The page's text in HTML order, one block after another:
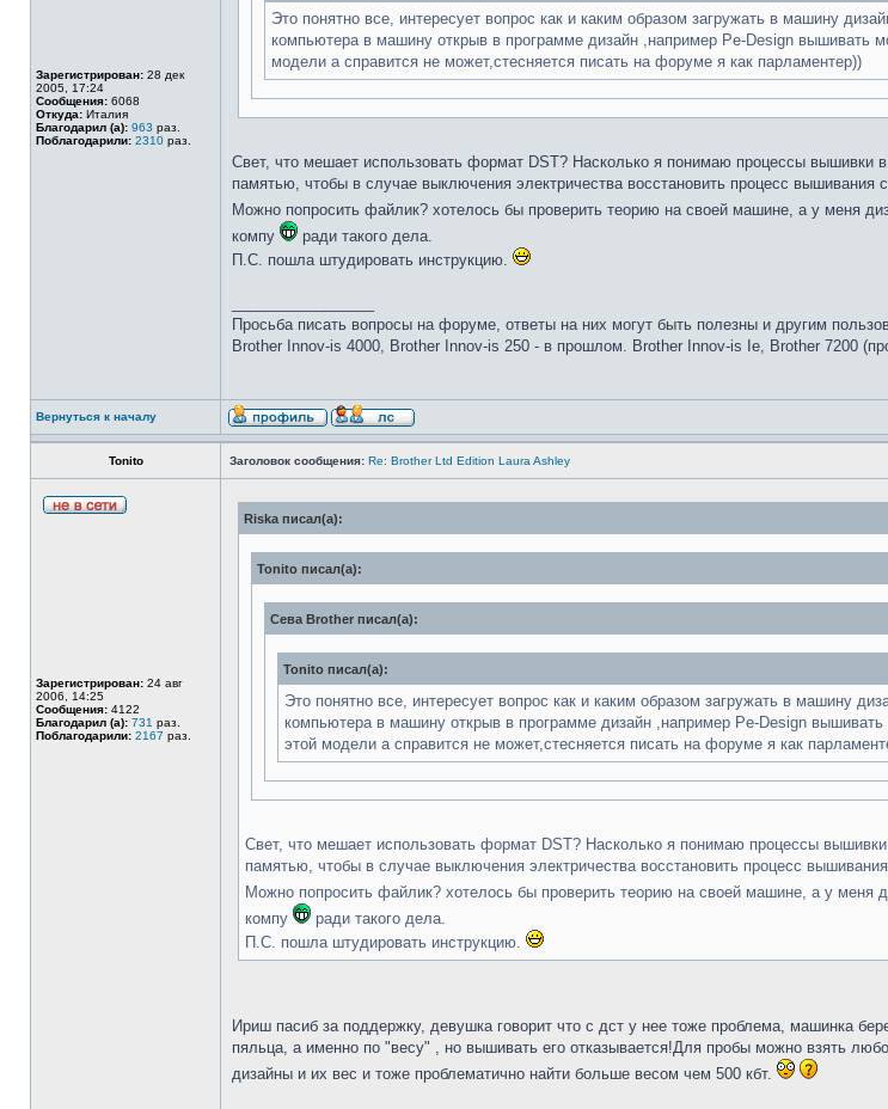
Зарегистрирован: 28 дек
2005, 17:24
Сообщения: 6068
Откуда: Италия
Благодарил (а): 963 раз.
Поблагодарили: 2310 раз.
Это понятно все, интересует вопрос как и каким образом загружать в машину
компьютера в машину открыв в программе дизайн ,например Pe-Design вышивать
модели а справится не может,стесняется писать на форуме я как парламентер))
Свет, что мешает использовать формат DST? Насколько я понимаю процессы
памятью, чтобы в случае выключения электричества восстановить процесс вышивания
Можно попросить файлик? хотелось бы проверить теорию на своей машине, а у меня
компу
ради такого дела.
П.С. пошла штудировать инструкцию.
Просьба писать вопросы на форуме, ответы на них могут быть полезны и другим
Brother Innov-is 4000, Brother Innov-is 250 - в прошлом. Brother Innov-is Ie, Brother 7200
Вернуться к началу
Tonito Заголовок сообщения: Re: Brother Ltd Edition Laura Ashley
Зарегистрирован: 24 авг
2006, 14:25
Сообщения: 4122
Благодарил (а): 731 раз.
Поблагодарили: 2167 раз.
Riska писал(а):
Tonito писал(а):
Сева Brother писал(а):
Tonito писал(а):
Это понятно все, интересует вопрос как и каким образом загружать в машину
компьютера в машину открыв в программе дизайн ,например Pe-Design
этой модели а справится не может,стесняется писать на форуме я как
Свет, что мешает использовать формат DST? Насколько я понимаю процессы
памятью, чтобы в случае выключения электричества восстановить процесс
Можно попросить файлик? хотелось бы проверить теорию на своей машине, а у меня
компу
ради такого дела.
П.С. пошла штудировать инструкцию.
Ириш пасиб за поддержку, девушка говорит что с дст у нее тоже проблема, машинка
пяльца, а именно по "весу" , но вышивать его отказывается!Для пробы можно взять
дизайны и их вес и тоже проблематично найти больше весом чем 500 кбт.